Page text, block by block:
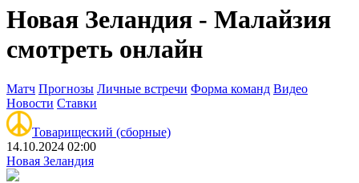
Новая Зеландия - Малайзия
смотреть онлайн
Матч Прогнозы Личные встречи Форма команд Видео
Новости Ставки
Товарищеский (сборные)
14.10.2024 02:00
Новая Зеландия